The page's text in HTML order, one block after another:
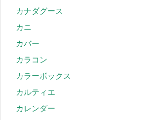
カナダグース
カニ
カバー
カラコン
カラーボックス
カルティエ
カレンダー